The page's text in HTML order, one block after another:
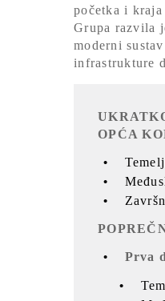
početka i
Grupa razvila
moderni
infrastrukture
OPĆA
Prva